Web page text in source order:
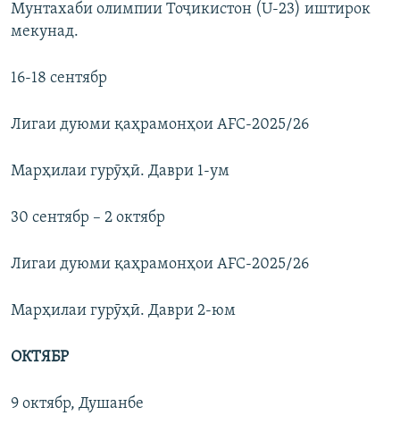
Мунтахаби олимпии Тоҷикистон (U-23) иштирок
мекунад.
16-18 сентябр
Лигаи дуюми қаҳрамонҳои AFC-2025/26
Марҳилаи гурӯҳӣ. Даври 1-ум
30 сентябр – 2 октябр
Лигаи дуюми қаҳрамонҳои AFC-2025/26
Марҳилаи гурӯҳӣ. Даври 2-юм
ОКТЯБР
9 октябр, Душанбе